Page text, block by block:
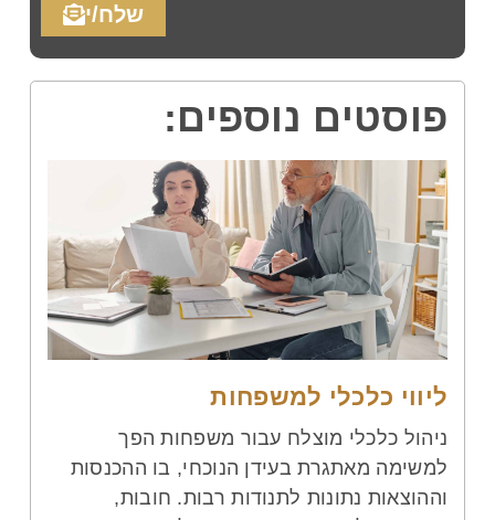
שלח/י
פוסטים נוספים:
ליווי כלכלי למשפחות
ניהול כלכלי מוצלח עבור משפחות הפך
למשימה מאתגרת בעידן הנוכחי, בו ההכנסות
וההוצאות נתונות לתנודות רבות. חובות,